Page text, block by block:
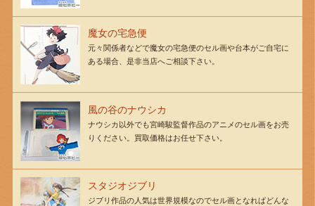
魔女の宅急便
元々関係者などで魔女の宅急便のセル画や台本がご自宅に
ある場合、是非当店へご相談下さい。
風の谷のナウシカ
ナウシカ以外でも宮崎駿監督作品のアニメのセル画をお売
りください。買取価格はお任せ下さい。
スタジオジブリ
ジブリ作品の人気は世界規模なのでセル画となればどんな